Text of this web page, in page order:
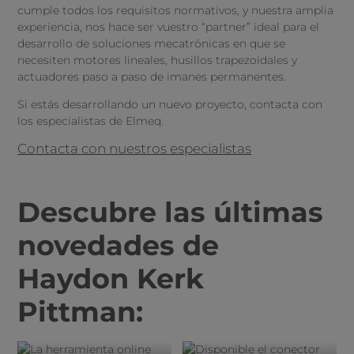
cumple todos los requisitos normativos, y nuestra amplia
experiencia, nos hace ser vuestro “partner” ideal para el
desarrollo de soluciones mecatrónicas en que se
necesiten motores lineales, husillos trapezoidales y
actuadores paso a paso de imanes permanentes.
Si estás desarrollando un nuevo proyecto, contacta con
los especialistas de Elmeq.
Contacta con nuestros especialistas
Descubre las últimas
novedades de
Haydon Kerk
Pittman: